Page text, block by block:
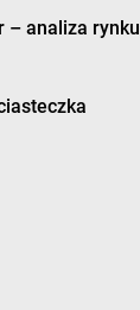
– analiza rynku